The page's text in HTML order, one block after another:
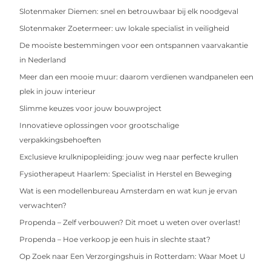
Slotenmaker Diemen: snel en betrouwbaar bij elk noodgeval
Slotenmaker Zoetermeer: uw lokale specialist in veiligheid
De mooiste bestemmingen voor een ontspannen vaarvakantie
in Nederland
Meer dan een mooie muur: daarom verdienen wandpanelen een
plek in jouw interieur
Slimme keuzes voor jouw bouwproject
Innovatieve oplossingen voor grootschalige
verpakkingsbehoeften
Exclusieve krulknipopleiding: jouw weg naar perfecte krullen
Fysiotherapeut Haarlem: Specialist in Herstel en Beweging
Wat is een modellenbureau Amsterdam en wat kun je ervan
verwachten?
Propenda – Zelf verbouwen? Dit moet u weten over overlast!
Propenda – Hoe verkoop je een huis in slechte staat?
Op Zoek naar Een Verzorgingshuis in Rotterdam: Waar Moet U